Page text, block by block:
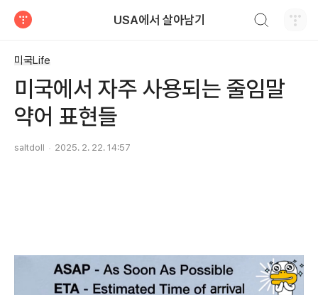
USA에서 살아남기
미국Life
미국에서 자주 사용되는 줄임말
약어 표현들
saltdoll 2025. 2. 22. 14:57